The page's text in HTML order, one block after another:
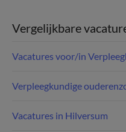
Vergelijkbare
Vacatures voor/in
Verpleegkundige
Vacatures in Hilversum